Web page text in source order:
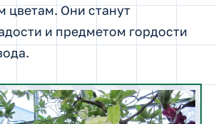
цветам. Они станут
и предметом гордости